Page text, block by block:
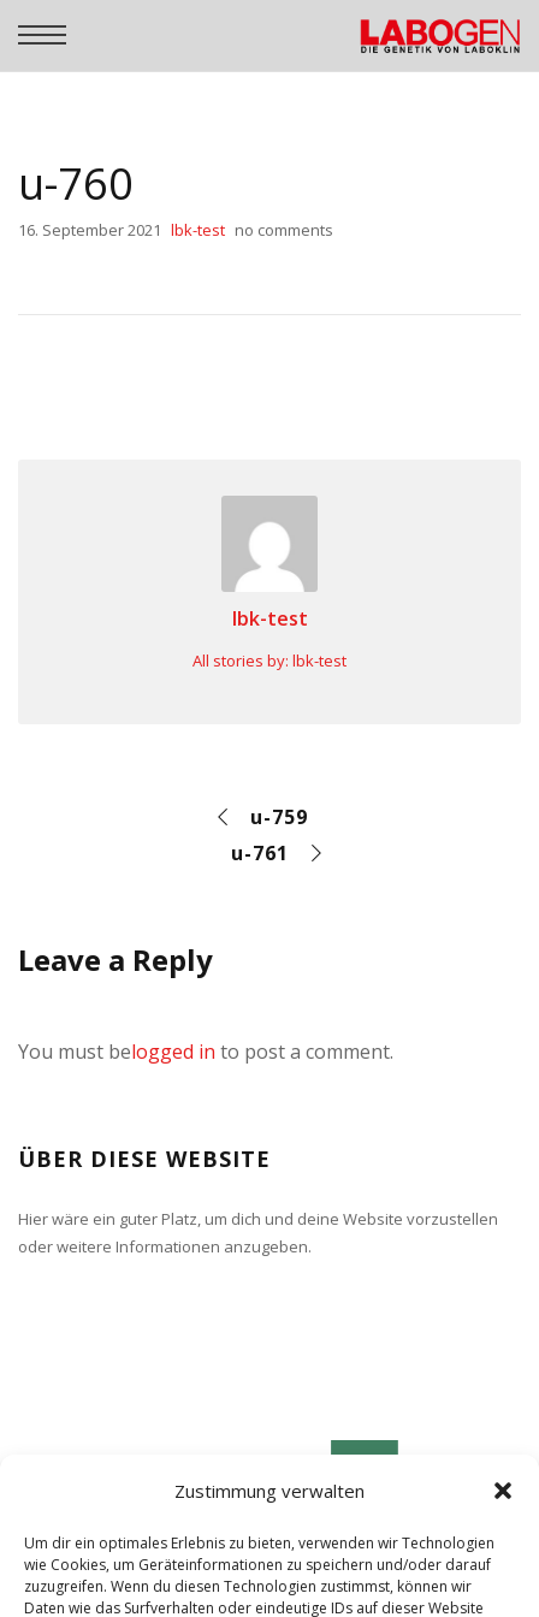
Zustimmung verwalten
Um dir ein optimales Erlebnis zu bieten, verwenden wir Technologien
wie Cookies, um Geräteinformationen zu speichern und/oder darauf
zuzugreifen. Wenn du diesen Technologien zustimmst, können wir
Daten wie das Surfverhalten oder eindeutige IDs auf dieser Website
u-760
16. September 2021 lbk-test no comments
lbk-test
All stories by: lbk-test
u-759
u-761
Leave a Reply
You must belogged in to post a comment.
ÜBER DIESE WEBSITE
Hier wäre ein guter Platz, um dich und deine Website vorzustellen
oder weitere Informationen anzugeben.